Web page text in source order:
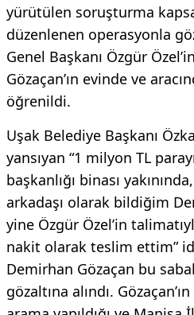
yürütülen soruşturma
düzenlenen operasyonla
Genel Başkanı Özgür
Gözaçan’ın evinde ve
öğrenildi.
Uşak Belediye Başkanı
yansıyan “1 milyon TL
başkanlığı binası
arkadaşı olarak bildiğim
yine Özgür Özel’in
nakit olarak teslim ettim”
Demirhan Gözaçan bu
gözaltına alındı.